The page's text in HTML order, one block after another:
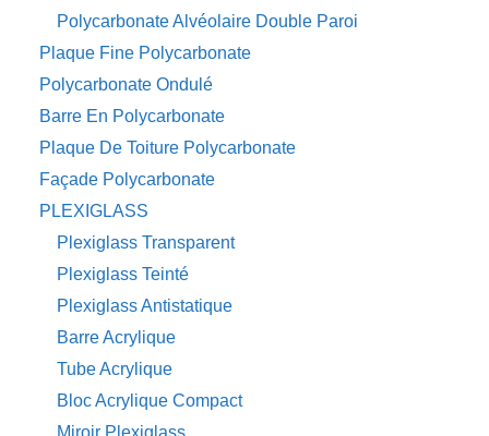
Polycarbonate Alvéolaire Double Paroi
Plaque Fine Polycarbonate
Polycarbonate Ondulé
Barre En Polycarbonate
Plaque De Toiture Polycarbonate
Façade Polycarbonate
PLEXIGLASS
Plexiglass Transparent
Plexiglass Teinté
Plexiglass Antistatique
Barre Acrylique
Tube Acrylique
Bloc Acrylique Compact
Miroir Plexiglass